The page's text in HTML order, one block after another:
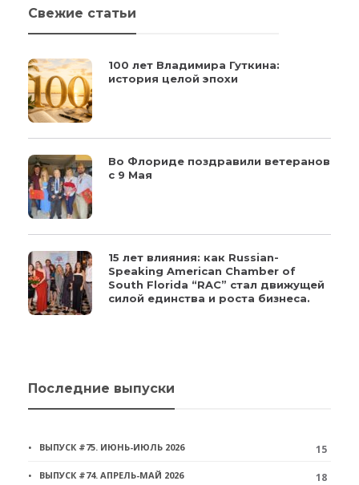
Свежие статьи
100 лет Владимира Гуткина:
история целой эпохи
Во Флориде поздравили ветеранов
с 9 Мая
15 лет влияния: как Russian-
Speaking American Chamber of
South Florida “RAC” стал движущей
силой единства и роста бизнеса.
Последние выпуски
ВЫПУСК #75. ИЮНЬ-ИЮЛЬ 2026 15
ВЫПУСК #74. АПРЕЛЬ-МАЙ 2026 18